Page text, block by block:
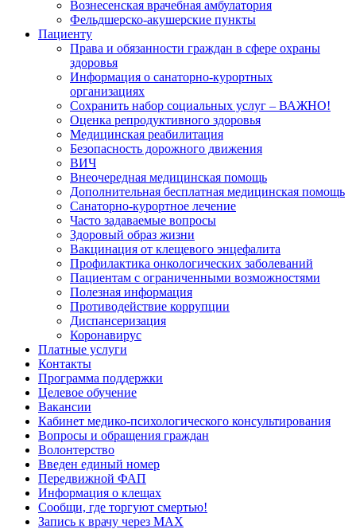
Вознесенская врачебная амбулатория
Фельдшерско-акушерские пункты
Пациенту
Права и обязанности граждан в сфере охраны
здоровья
Информация о санаторно-курортных
организациях
Сохранить набор социальных услуг – ВАЖНО!
Оценка репродуктивного здоровья
Медицинская реабилитация
Безопасность дорожного движения
ВИЧ
Внеочередная медицинская помощь
Дополнительная бесплатная медицинская помощь
Санаторно-курортное лечение
Часто задаваемые вопросы
Здоровый образ жизни
Вакцинация от клещевого энцефалита
Профилактика онкологических заболеваний
Пациентам с ограниченными возможностями
Полезная информация
Противодействие коррупции
Диспансеризация
Коронавирус
Платные услуги
Контакты
Программа поддержки
Целевое обучение
Вакансии
Кабинет медико-психологического консультирования
Вопросы и обращения граждан
Волонтерство
Введен единый номер
Передвижной ФАП
Информация о клещах
Сообщи, где торгуют смертью!
Запись к врачу через МАХ